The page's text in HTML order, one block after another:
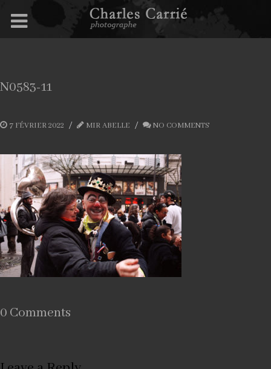
N0583-11
7 FÉVRIER 2022 MIR ABELLE NO COMMENTS
0 Comments